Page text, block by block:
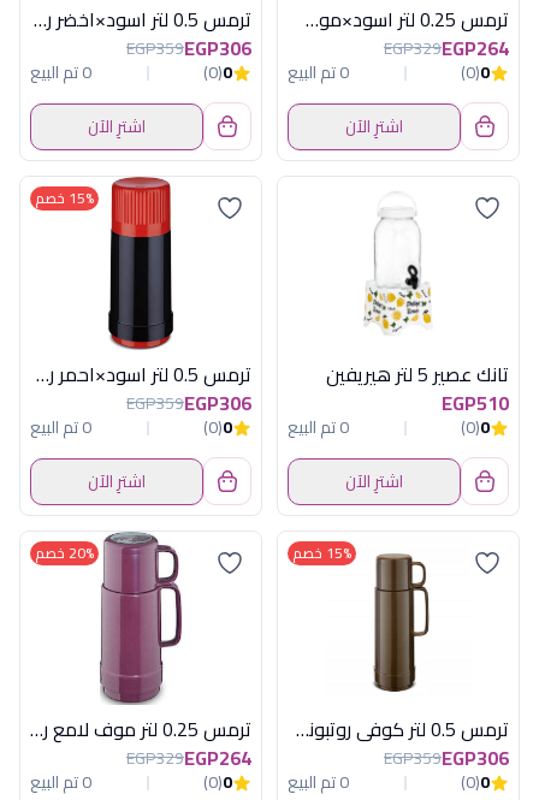
ترمس 0.25 لتر اسود×موف روتبونكت الماني
EGP264
EGP329
0
(0)
0 تم البيع
اشترِ الآن
ترمس 0.5 لتر اسود×اخضر روتبونكت الماني
EGP306
EGP359
0
(0)
0 تم البيع
اشترِ الآن
تانك عصير 5 لتر هيريفين
EGP510
0
(0)
0 تم البيع
اشترِ الآن
15% خصم
ترمس 0.5 لتر اسود×احمر روتبونكت الماني
EGP306
EGP359
0
(0)
0 تم البيع
اشترِ الآن
15% خصم
ترمس 0.5 لتر كوفى روتبونكت المانى
EGP306
EGP359
0
(0)
0 تم البيع
20% خصم
ترمس 0.25 لتر موف لامع روتبونكت المانى
EGP264
EGP329
0
(0)
0 تم البيع